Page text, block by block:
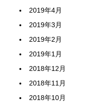
2019年4月
2019年3月
2019年2月
2019年1月
2018年12月
2018年11月
2018年10月